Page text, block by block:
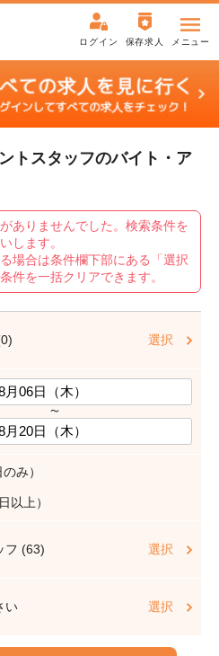
ログイン 保存求人 メニュー
トスタッフのバイト・ア
ありませんでした。検索条件を
します。
場合は条件欄下部にある「選択
件を一括クリアできます。
選択
〜
み）
以上）
フ (63) 選択
い 選択